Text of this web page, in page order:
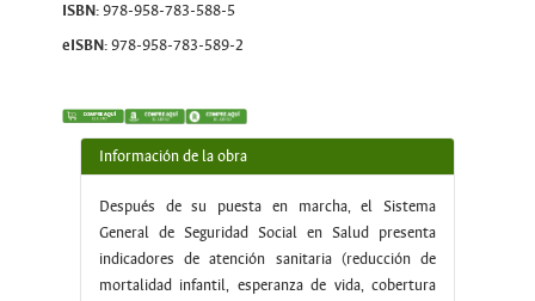
ISBN:978-958-783-588-5
eISBN:978-958-783-589-2
Información de la obra
Después de su puesta en marcha, el Sistema
General de Seguridad Social en Salud presenta
indicadores de atención sanitaria (reducción de
mortalidad infantil, esperanza de vida, cobertura